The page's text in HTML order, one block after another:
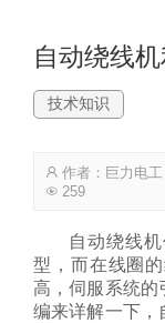
自动绕线
技术知识
作者：巨力电工
259
自动绕线机
型，而在线圈
高，伺服系统的
编来详解一下，